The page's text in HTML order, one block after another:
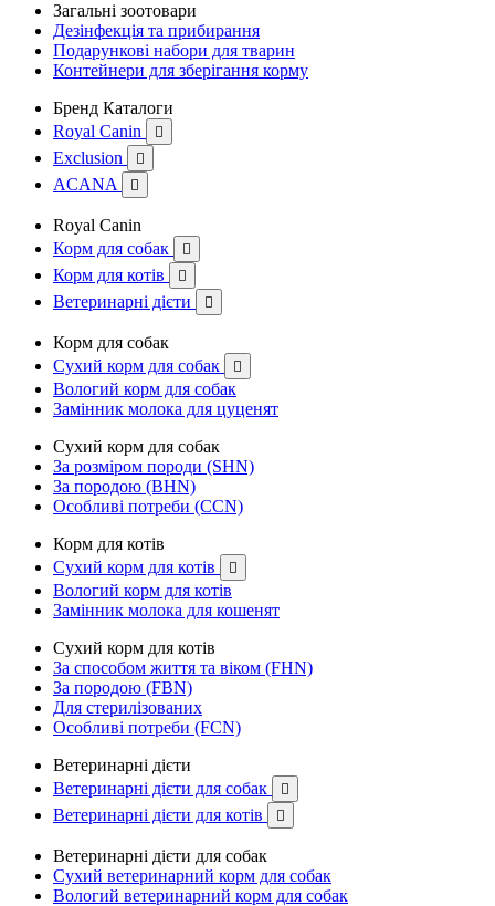
Загальні зоотовари
Дезінфекція та прибирання
Подарункові набори для тварин
Контейнери для зберігання корму
Бренд Каталоги
Royal Canin

Exclusion 
ACANA 
Royal Canin
Корм для собак

Корм для котів 
Ветеринарні дієти 
Корм для собак
Сухий корм для собак

Вологий корм для собак
Замінник молока для цуценят
Сухий корм для собак
За розміром породи (SHN)
За породою (BHN)
Особливі потреби (CCN)
Корм для котів
Сухий корм для котів

Вологий корм для котів
Замінник молока для кошенят
Сухий корм для котів
За способом життя та віком (FHN)
За породою (FBN)
Для стерилізованих
Особливі потреби (FCN)
Ветеринарні дієти
Ветеринарні дієти для собак

Ветеринарні дієти для котів 
Ветеринарні дієти для собак
Сухий ветеринарний корм для собак
Вологий ветеринарний корм для собак